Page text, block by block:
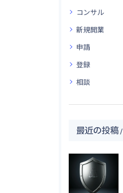
コンサル
新規開業
申請
登録
相談
最近の投稿